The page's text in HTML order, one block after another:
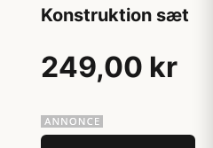
Konstruktion sæt
249,00 kr